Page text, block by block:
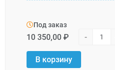
Под заказ
10 350,00 ₽ -
В корзину